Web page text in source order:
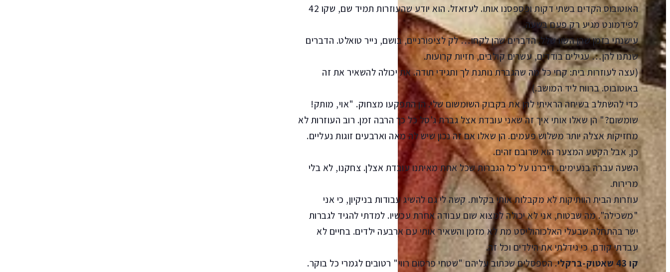
האוטובוס הקדים בשתי דקות ופספסנו אותו. לעזאזל. הוא יודע שהעוזרות תמיד שם, שקו 42
לפידמונט מגיע רק פעם בשעה.
עישנתי בזמן שהן השוו שלל. הדברים שהן לקחו… לק לציפורניים, בושם, נייר טואלט. הדברים
שנתנו להן… עגילים בודדים, עשרים קולבים, חזיות קרועות.
(עצה לעוזרות בית: קחי כל מה שהגברת נותנת לך ותגידי תודה. את יכולה להשאיר את זה
באוטובוס. ברווח ליד המושב.)
כדי להשתלב בשיחה הראיתי להן את בקבוק השומשום שלי. הן התפקעו מצחוק. "אוי, מותק!
שומשום?" הן שאלו אותי איך זה שאני עובדת אצל גברת ג'סל כל כך הרבה זמן. רוב העוזרות לא
מחזיקות אצלה יותר משלוש פעמים. הן שאלו אם זה נכון שיש לה מאה וארבעים זוגות נעליים.
כן, אבל הקטע המצער הוא שרובם זהים.
השעה עברה בנעימים. דיברנו על כל הגברות שכל אחת מאיתנו עובדת אצלן. צחקנו, לא בלי
מרירות.
עוזרות הבית הוותיקות לא מקבלות אותי בקלות. קשה לי גם להשיג עבודות בניקיון, כי אני
"משכילה". מה שבטוח, אני לא יכולה למצוא שום עבודה אחרת עכשיו. למדתי להגיד לגברות
ישר בהתחלה שבעלי האלכוהוליסט מת לא מזמן והשאיר אותי עם ארבעה ילדים. בחיים לא
עבדתי קודם, כי גידלתי את הילדים וכל זה.
קו 43 שאטוק-ברקלי
. הספסלים שכתוב עליהם "שטחי פרסום רווי" רטובים לגמרי כל בוקר.